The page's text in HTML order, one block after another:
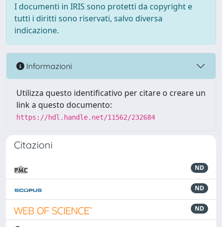
I documenti in IRIS sono protetti da copyright e
tutti i diritti sono riservati, salvo diversa
indicazione.
Informazioni
Utilizza questo identificativo per citare o creare un
link a questo documento:
https://hdl.handle.net/11562/232684
Citazioni
ND
ND
ND